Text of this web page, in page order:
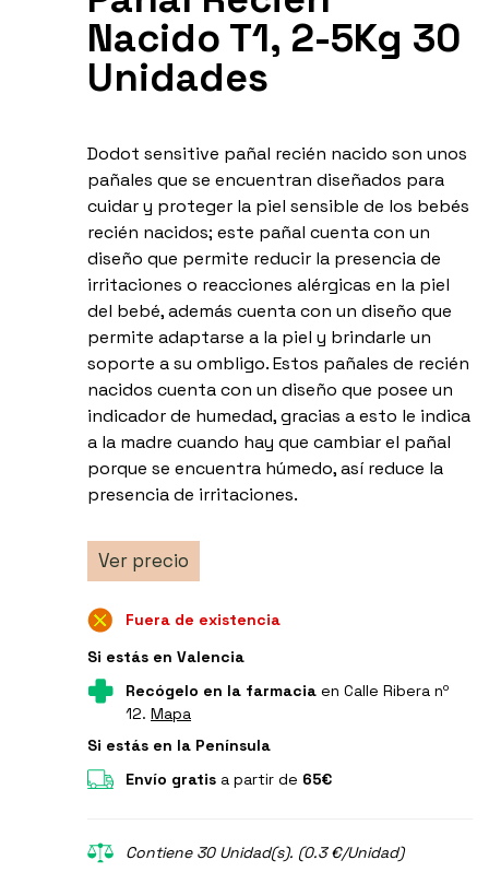
Nacido T1, 2-5Kg 30
Unidades
Dodot sensitive pañal recién nacido son unos
pañales que se encuentran diseñados para
cuidar y proteger la piel sensible de los bebés
recién nacidos; este pañal cuenta con un
diseño que permite reducir la presencia de
irritaciones o reacciones alérgicas en la piel
del bebé, además cuenta con un diseño que
permite adaptarse a la piel y brindarle un
soporte a su ombligo. Estos pañales de recién
nacidos cuenta con un diseño que posee un
indicador de humedad, gracias a esto le indica
a la madre cuando hay que cambiar el pañal
porque se encuentra húmedo, así reduce la
presencia de irritaciones.
Ver precio
Fuera de existencia
Si estás en Valencia
Recógelo en la farmacia en Calle Ribera nº
12.Mapa
Si estás en la Península
Envío gratis a partir de 65€
Contiene 30 Unidad(s). (0.3 €/Unidad)